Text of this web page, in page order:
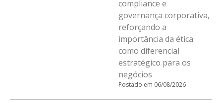
compliance e
governança corporativa,
reforçando a
importância da ética
como diferencial
estratégico para os
negócios
Postado em 06/08/2026